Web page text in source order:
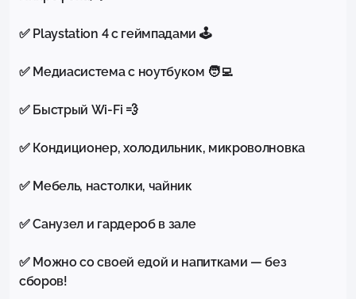
✅ Playstation 4 с геймпадами 🕹️
✅ Медиасистема с ноутбуком 🧑‍💻
✅ Быстрый Wi-Fi 💨
✅ Кондиционер, холодильник, микроволновка
✅ Мебель, настолки, чайник
✅ Санузел и гардероб в зале
✅ Можно со своей едой и напитками — без
сборов!